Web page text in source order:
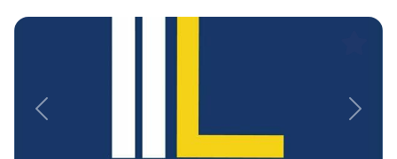
Previous Next